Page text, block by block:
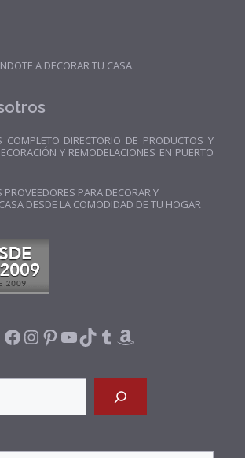
A DECORAR TU CASA.
DIRECTORIO DE PRODUCTOS Y
Y REMODELACIONES EN PUERTO
PROVEEDORES PARA DECORAR Y
DESDE LA COMODIDAD DE TU HOGAR
FACEBOOK
INSTAGRAM
PINTEREST
YOUTUBE
TIKTOK
TUMBLR
AMAZON